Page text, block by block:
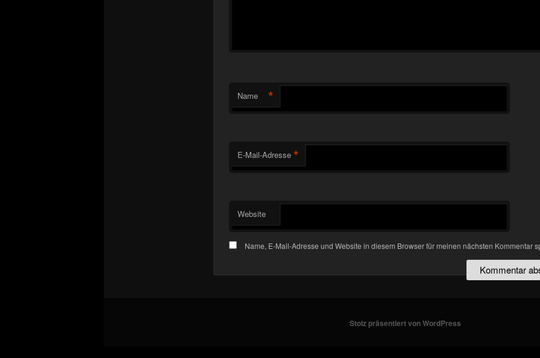
Name *
E-Mail-Adresse *
Website
Name, E-Mail-Adresse und Website in diesem Browser für meinen nächsten Kommentar
Stolz präsentiert von WordPress